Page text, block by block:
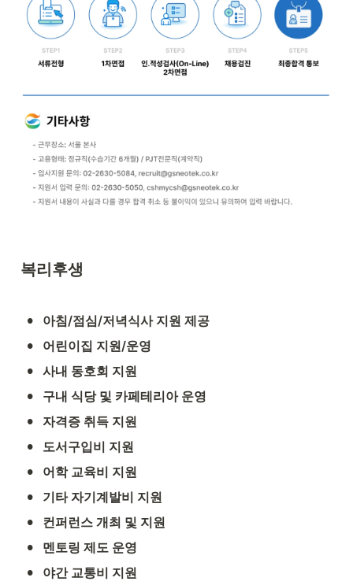
복리후생
• 아침/점심/저녁식사 지원 제공
• 어린이집 지원/운영
• 사내 동호회 지원
• 구내 식당 및 카페테리아 운영
• 자격증 취득 지원
• 도서구입비 지원
• 어학 교육비 지원
• 기타 자기계발비 지원
• 컨퍼런스 개최 및 지원
• 멘토링 제도 운영
• 야간 교통비 지원